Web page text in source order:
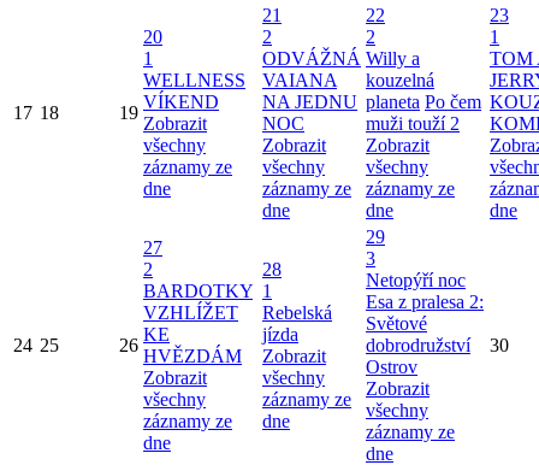
17 18 19
20
1
WELLNESS
VÍKEND
Zobrazit
všechny
záznamy ze
dne
21
2
ODVÁŽNÁ
VAIANA
NA JEDNU
NOC
Zobrazit
všechny
záznamy ze
dne
22
2
Willy a
kouzelná
planeta Po čem
muži touží 2
Zobrazit
všechny
záznamy ze
dne
23
1
TOM
dne
24 25 26
27
2
BARDOTKY
VZHLÍŽET
KE
HVĚZDÁM
Zobrazit
všechny
záznamy ze
dne
28
1
Rebelská
jízda
Zobrazit
všechny
záznamy ze
dne
29
3
Netopýří noc
Esa z pralesa 2:
Světové
dobrodružství
Ostrov
Zobrazit
všechny
záznamy ze
dne
30